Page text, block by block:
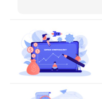
Навигация
по
записям